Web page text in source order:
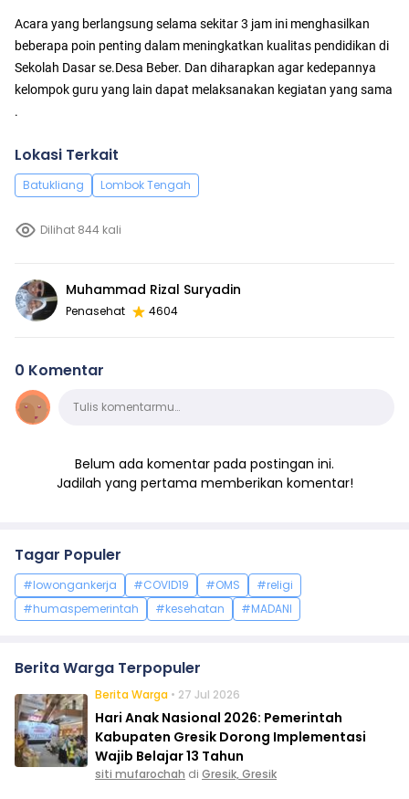
Acara yang berlangsung selama sekitar 3 jam ini menghasilkan
beberapa poin penting dalam meningkatkan kualitas pendidikan di
Sekolah Dasar se.Desa Beber. Dan diharapkan agar kedepannya
kelompok guru yang lain dapat melaksanakan kegiatan yang sama
.
Lokasi Terkait
Batukliang Lombok Tengah
Dilihat 844 kali
Muhammad Rizal Suryadin
Penasehat 4604
0 Komentar
KomentarTulis komentarmu…
Belum ada komentar pada postingan ini.
Jadilah yang pertama memberikan komentar!
Tagar Populer
#lowongankerja #COVID19 #OMS
#religi
#humaspemerintah
#kesehatan #MADANI
Berita Warga Terpopuler
Berita Warga • 27 Jul 2026
Hari Anak Nasional 2026: Pemerintah
Kabupaten Gresik Dorong Implementasi
Wajib Belajar 13 Tahun
siti mufarochah di Gresik, Gresik